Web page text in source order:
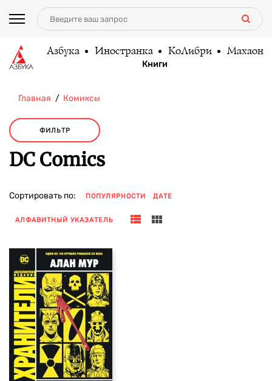
Азбука Иностранка КоЛибри Махаон
Книги
Главная Комиксы
ФИЛЬТР
DC Comics
Сортировать по: ПОПУЛЯРНОСТИ ДАТЕ
АЛФАВИТНЫЙ УКАЗАТЕЛЬ